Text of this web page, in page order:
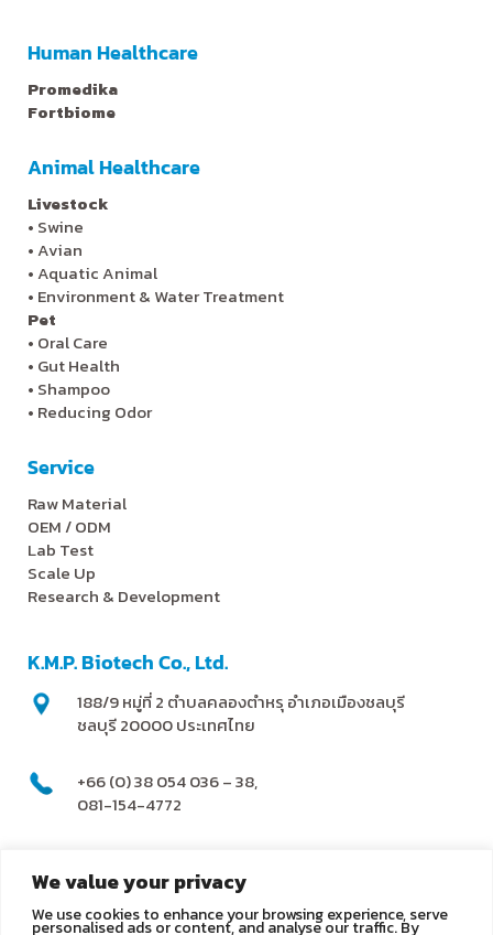
We value your privacy
We use cookies to enhance your browsing experience, serve
personalised ads or content, and analyse our traffic. By
Human Healthcare
Promedika
Fortbiome
Animal Healthcare
Livestock
• Swine
•Avian
•Aquatic Animal
• Environment & Water Treatment
Pet
• Oral Care
• Gut Health
• Shampoo
• Reducing Odor
Service
Raw Material
OEM / ODM
Lab Test
Scale Up
Research & Development
K.M.P. Biotech Co., Ltd.
188/9 หมู่ที่ 2 ตำบลคลองตำหรุ อำเภอเมืองชลบุรี
ชลบุรี 20000 ประเทศไทย
+66 (0) 38 054 036 – 38,
081-154-4772
info@kmpbiotech.com